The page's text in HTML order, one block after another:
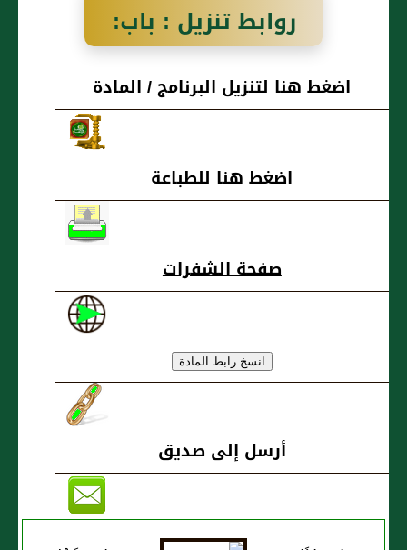
روابط تنزيل : باب:
إِذَا قَالَ الْوَاقِفُ لاَ
نَطْلُبُ ثَمَنَهُ إِلاَّ إِلَى
اضغط هنا لتنزيل البرنامج / المادة
اضغط هنا للطباعة
صفحة الشفرات
أرسل إلى صديق